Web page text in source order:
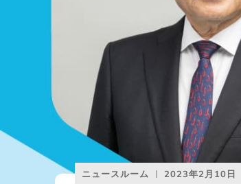
ニュースルーム 2023年2月10日